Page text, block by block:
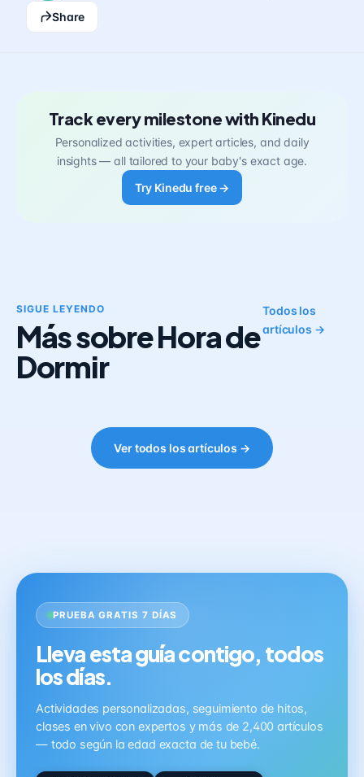
Share
Track every milestone with Kinedu
Personalized activities, expert articles, and daily
insights — all tailored to your baby's exact age.
Try Kinedu free →
SIGUE LEYENDO
Más sobre Hora de
Dormir
Todos los
artículos →
Ver todos los artículos →
PRUEBA GRATIS 7 DÍAS
Lleva esta guía contigo, todos
los días.
Actividades personalizadas, seguimiento de hitos,
clases en vivo con expertos y más de 2,400 artículos
— todo según la edad exacta de tu bebé.